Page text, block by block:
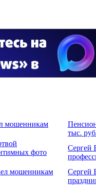
мошенникам
тыс.
фото
Сергей
мошенникам
Сергей